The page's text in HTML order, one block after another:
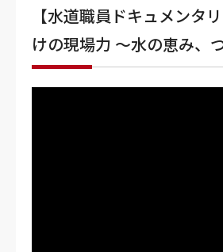
【水道職員ドキュメンタ
けの現場力 〜水の恵み、